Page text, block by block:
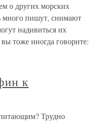
о других морских
много пишут, снимают
надивиться их
тоже иногда говорите:
к
Трудно